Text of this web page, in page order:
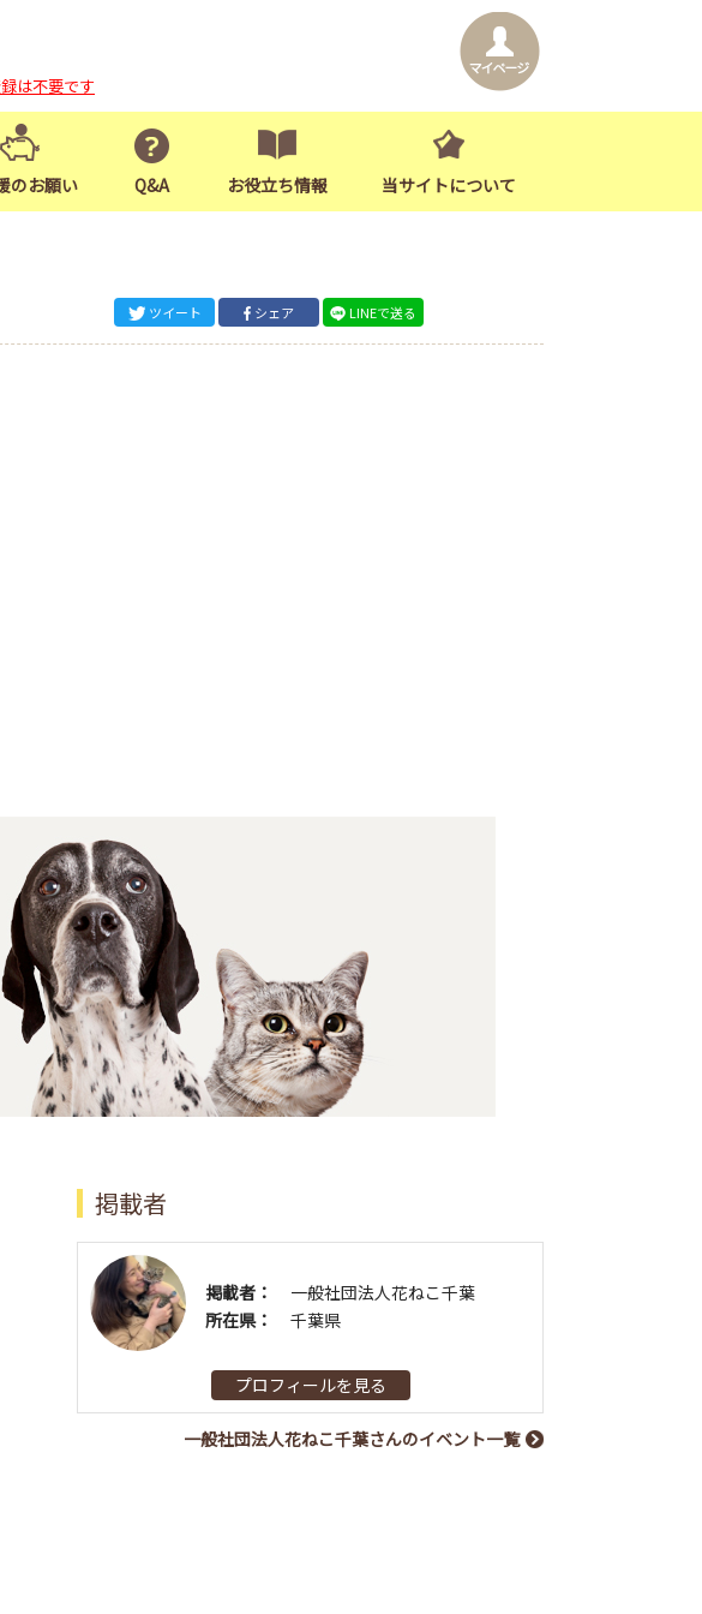
は不要です
のお願い Q&A お役立ち情報 当サイトについて
ツイート シェア LINEで送る
掲載者
掲載者：
一般社団法人花ねこ千葉
所在県：
千葉県
プロフィールを見る
一般社団法人花ねこ千葉さんのイベント一覧